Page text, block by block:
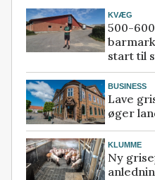
KVÆG
500-
start til
BUSINESS
Lave
øger
KLUMME
Ny